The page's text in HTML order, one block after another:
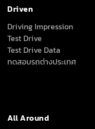
Driven
Driving Impression
Test Drive
Test Drive Data
ทดสอบรถต่างประเทศ
All Around